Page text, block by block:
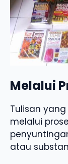
Melalui
Tulisan
melalui
atau